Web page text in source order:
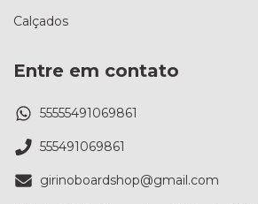
Calçados
Entre em contato
55555491069861
555491069861
girinoboardshop@gmail.com